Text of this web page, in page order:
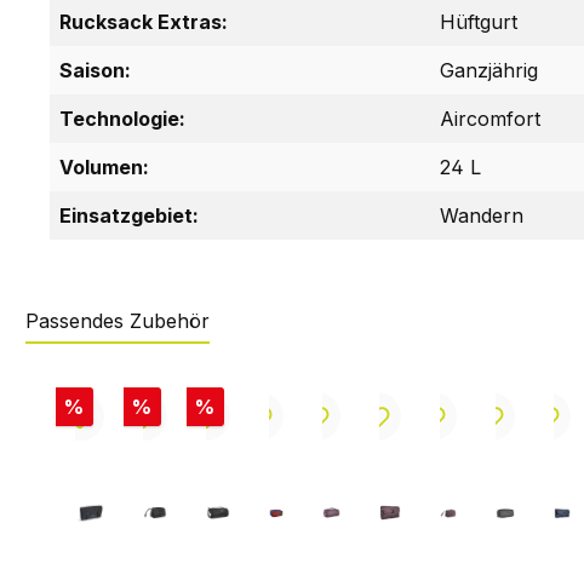
Rucksack Extras:
Hüftgurt
Saison:
Ganzjährig
Technologie:
Aircomfort
Volumen:
24 L
Einsatzgebiet:
Wandern
Passendes Zubehör
Rabatt
% Rabatt
% Rabatt
%